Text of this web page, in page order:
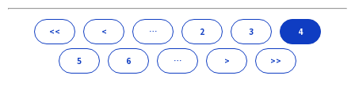
<< < … 2 3 4
5 6 … > >>